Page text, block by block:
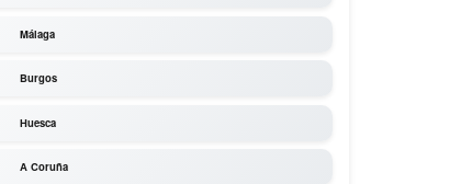
Málaga
Burgos
Huesca
A Coruña